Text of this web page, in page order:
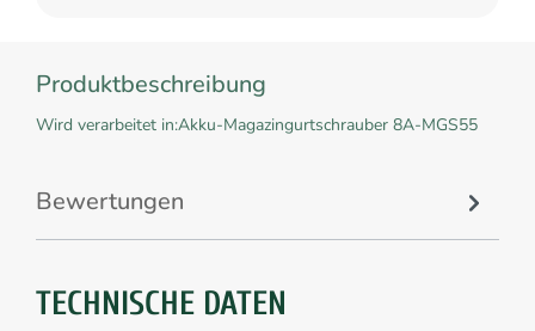
Produktbeschreibung
Wird verarbeitet in:Akku-Magazingurtschrauber 8A-MGS55
Bewertungen
TECHNISCHE DATEN